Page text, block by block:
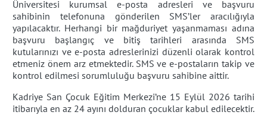
Üniversitesi kurumsal e-posta adresleri ve başvuru
sahibinin telefonuna gönderilen SMS’ler aracılığıyla
yapılacaktır. Herhangi bir mağduriyet yaşanmaması adına
başvuru başlangıç ve bitiş tarihleri arasında SMS
kutularınızı ve e-posta adreslerinizi düzenli olarak kontrol
etmeniz önem arz etmektedir. SMS ve e-postaların takip ve
kontrol edilmesi sorumluluğu başvuru sahibine aittir.
Kadriye San Çocuk Eğitim Merkezi’ne 15 Eylül 2026 tarihi
itibarıyla en az 24 ayını dolduran çocuklar kabul edilecektir.